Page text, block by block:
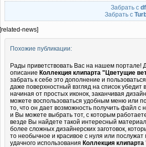
Забрать с
Забрать с
[related-news]
Похожие публикации:
Рады приветствовать Вас на нашем портале!
описание Коллекция клипарта "Цветущие
забрать к себе это дополнение и
даже поверхностный взгляд на список убедит
начиная от простых иконок, заканчивая
можете воспользоваться удобным меню или
то, что он дает возможность получить файл с
и Вы можете выбрать тот, с которым
везде Вы найдете такой интересный
более сложных дизайнерских заготовок,
то необычное и красивое с нуля или
удачного использования Коллекция